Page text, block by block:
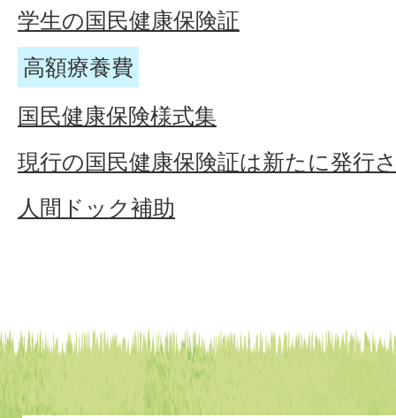
学生の国民健康保険証
高額療養費
国民健康保険様式集
現行の国民健康保険証は新たに発行
人間ドック補助